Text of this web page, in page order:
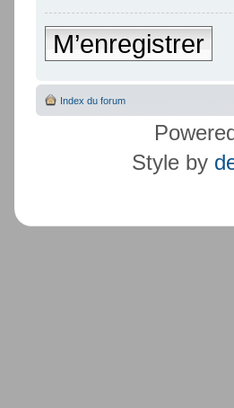
M’enregistrer
Index du forum
Style by